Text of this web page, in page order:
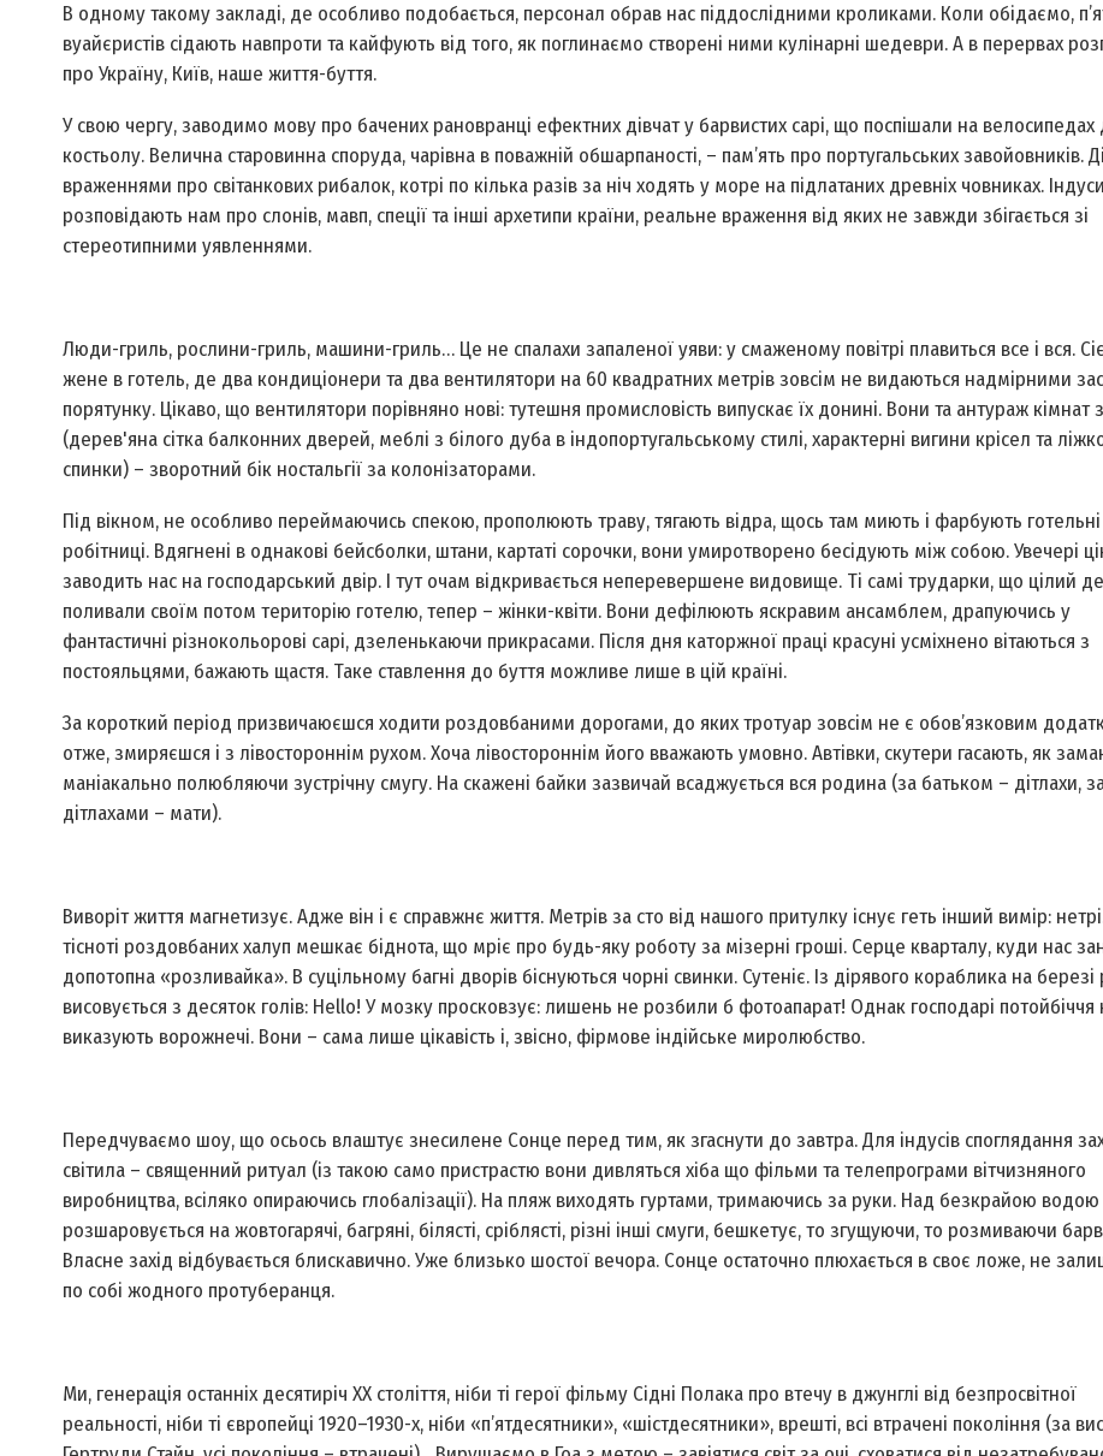
В одному такому закладі, де особливо подобається, персонал обрав нас піддослідними кроликами. Коли обідаємо,
вуайєристів сідають навпроти та кайфують від того, як поглинаємо створені ними кулінарні шедеври. А в перервах
про Україну, Київ, наше життя-буття.
У свою чергу, заводимо мову про бачених рановранці ефектних дів­чат у барвистих сарі, що поспішали на велосипедах
костьолу. Велична старовинна споруда, чарівна в поважній обшарпаності, – пам’ять про португальських завойовників.
враженнями про світанкових рибалок, котрі по кілька разів за ніч ходять у море на підлатаних древніх човниках. Індуси
розповідають нам про слонів, мавп, спеції та інші архетипи країни, реальне враження від яких не завжди збігається зі
стереотипними уявленнями.
Люди-гриль, рослини-­гриль, машини-гриль… Це не спалахи запаленої уяви: у смаженому повітрі плавиться все і вся.
жене в готель, де два кондиціонери та два вентилятори на 60 квадратних метрів зовсім не видаються надмірними
порятунку. Цікаво, що вентилятори порівняно нові: тутешня промисловість випускає їх донині. Вони та антураж кімнат
(дерев'яна сітка балконних дверей, меблі з білого дуба в індо­португальському стилі, характерні вигини крісел та
спинки) – зворотний бік ностальгії за колонізаторами.
Під вікном, не особливо переймаючись спекою, прополюють траву, тягають відра, щось там миють і фарбують готельні
робітниці. Вдягнені в однакові бейсболки, штани, картаті сорочки, вони умиротворено бесідують між собою. Увечері
заводить нас на господарський двір. І тут очам відкривається неперевершене видовище. Ті самі трударки, що цілий
поливали своїм потом територію готелю, тепер – жінки-­квіти. Вони дефілюють яскравим ансамблем, драпуючись у
фантастичні різнокольорові сарі, дзеленькаючи прикрасами. Після дня каторжної праці красуні усміхнено вітаються з
постояльцями, бажають щастя. Таке ставлення до буття можливе лише в цій країні.
За короткий період призвичаюєшся ходити роздовбаними дорогами, до яких тротуар зовсім не є обов’язковим
отже, змиряєшся і з лівостороннім рухом. Хоча лівостороннім його вважають умовно. Автівки, скутери гасають, як
маніакально полюбляючи зустрічну смугу. На скажені байки зазвичай всаджується вся родина (за батьком – дітлахи,
дітлахами – мати).
Виворіт життя магнетизує. Адже він і є справжнє життя. Метрів за сто від нашого притулку існує геть інший вимір:
тісноті роздовбаних халуп мешкає біднота, що мріє про будь-яку роботу за мізерні гроші. Серце кварталу, куди нас
допотопна «розливайка». В суцільному багні дворів біснуються чорні свинки. Сутеніє. Із дірявого кораблика на березі
висовується з десяток голів: Hello! У мозку просковзує: лишень не розбили б фотоапарат! Однак господарі потойбіччя
виказують ворожнечі. Вони – сама лише цікавість і, звісно, фірмове індійське миролюбство.
Передчуваємо шоу, що ось­ось влаштує знесилене Сонце перед тим, як згаснути до завтра. Для індусів споглядання
світила – священний ритуал (із такою само пристрастю вони дивляться хіба що фільми та телепрограми вітчизняного
виробництва, всіляко опираючись глобалізації). На пляж виходять гуртами, тримаючись за руки. Над безкрайою
розшаровується на жовтогарячі, багряні, білясті, сріблясті, різні інші смуги, бешкетує, то згущуючи, то розмиваючи
Власне захід відбувається блискавично. Уже близько шостої вечора. Сонце остаточно плюхається в своє ложе, не
по собі жодного протуберанця.
Ми, генерація останніх десятиріч ХХ століття, ніби ті герої фільму Сідні Полака про втечу в джунглі від безпросвітної
реальності, ніби ті європейці 1920–1930-х, ніби «п’ятдесятники», «шістдесятники», врешті, всі втрачені покоління (за